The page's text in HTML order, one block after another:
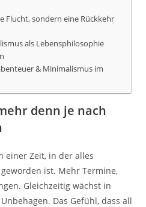
Flucht, sondern eine Rückkehr
als Lebensphilosophie
& Minimalismus im
denn je nach
einer Zeit, in der alles
ist. Mehr Termine,
Gleichzeitig wächst in
Das Gefühl, dass all